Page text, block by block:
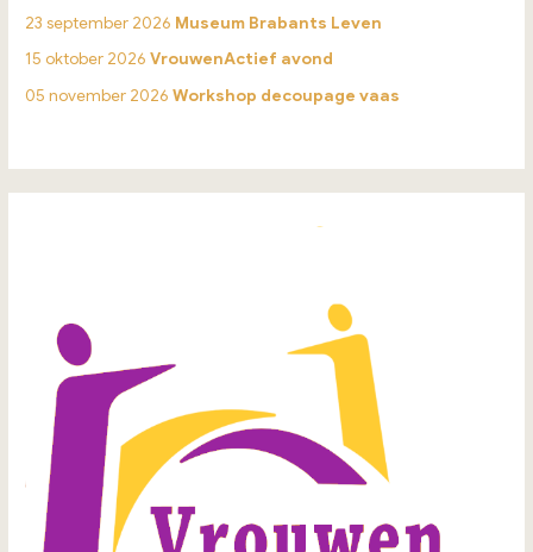
23 september 2026 Museum Brabants Leven
15 oktober 2026VrouwenActief avond
05 november 2026Workshop decoupage vaas